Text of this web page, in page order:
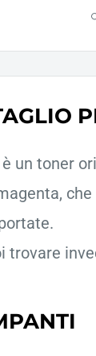
un toner
trovare